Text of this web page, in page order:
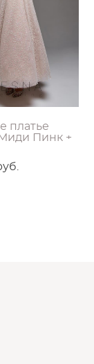
платье
Пинк +